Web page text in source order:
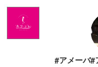
Home
News
#アメーバ#